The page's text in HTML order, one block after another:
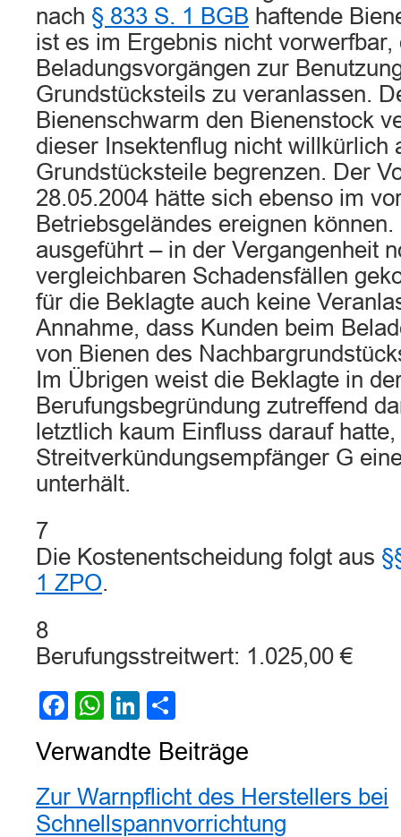
nach § 833 S. 1 BGB haftende
ist es im Ergebnis nicht vorwerfbar,
Beladungsvorgängen zur
Grundstücksteils zu veranlassen.
Bienenschwarm den Bienenstock
dieser Insektenflug nicht willkürlich
Grundstücksteile begrenzen. Der
28.05.2004 hätte sich ebenso im
Betriebsgeländes ereignen
ausgeführt – in der Vergangenheit
vergleichbaren Schadensfällen
für die Beklagte auch keine
Annahme, dass Kunden beim
von Bienen des
Im Übrigen weist die Beklagte in
Berufungsbegründung zutreffend
letztlich kaum Einfluss darauf
Streitverkündungsempfänger G
unterhält.
7
Die Kostenentscheidung folgt aus
1 ZPO.
8
Berufungsstreitwert: 1.025,00 €
Facebook
WhatsApp
LinkedIn
Verwandte Beiträge
Zur Warnpflicht des Herstellers bei
Schnellspannvorrichtung